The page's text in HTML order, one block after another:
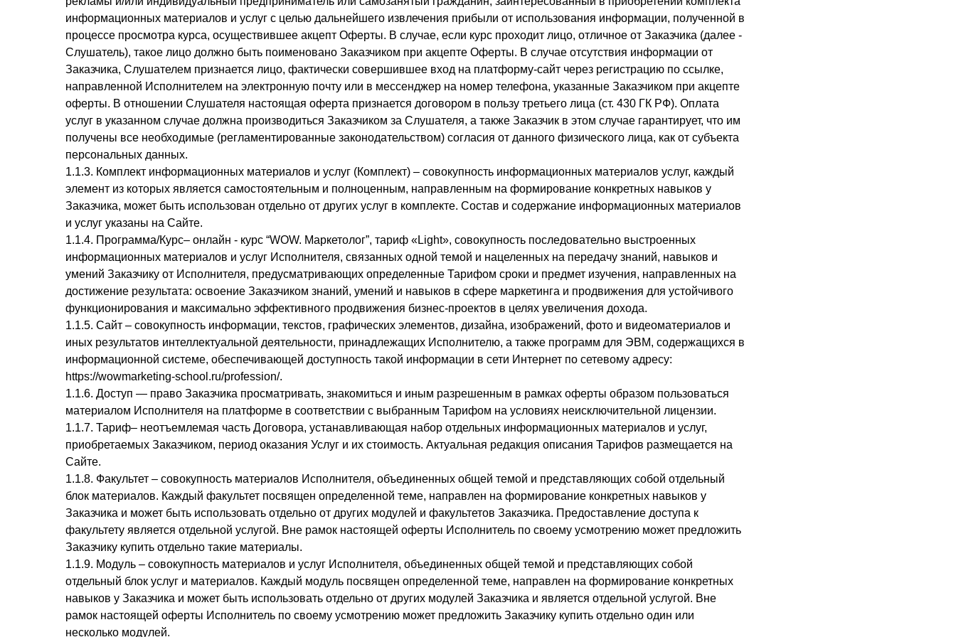
информационных материалов и услуг с целью дальнейшего извлечения прибыли от использования информации, полученной в
процессе просмотра курса, осуществившее акцепт Оферты. В случае, если курс проходит лицо, отличное от Заказчика (далее -
Слушатель), такое лицо должно быть поименовано Заказчиком при акцепте Оферты. В случае отсутствия информации от
Заказчика, Слушателем признается лицо, фактически совершившее вход на платформу-сайт через регистрацию по ссылке,
направленной Исполнителем на электронную почту или в мессенджер на номер телефона, указанные Заказчиком при акцепте
оферты. В отношении Слушателя настоящая оферта признается договором в пользу третьего лица (ст. 430 ГК РФ). Оплата
услуг в указанном случае должна производиться Заказчиком за Слушателя, а также Заказчик в этом случае гарантирует, что им
получены все необходимые (регламентированные законодательством) согласия от данного физического лица, как от субъекта
персональных данных.
1.1.3. Комплект информационных материалов и услуг (Комплект) – совокупность информационных материалов услуг, каждый
элемент из которых является самостоятельным и полноценным, направленным на формирование конкретных навыков у
Заказчика, может быть использован отдельно от других услуг в комплекте. Состав и содержание информационных материалов
и услуг указаны на Сайте.
1.1.4. Программа/Курс– онлайн - курс “WOW. Маркетолог”, тариф «Light», совокупность последовательно выстроенных
информационных материалов и услуг Исполнителя, связанных одной темой и нацеленных на передачу знаний, навыков и
умений Заказчику от Исполнителя, предусматривающих определенные Тарифом сроки и предмет изучения, направленных на
достижение результата: освоение Заказчиком знаний, умений и навыков в сфере маркетинга и продвижения для устойчивого
функционирования и максимально эффективного продвижения бизнес-проектов в целях увеличения дохода.
1.1.5. Сайт – совокупность информации, текстов, графических элементов, дизайна, изображений, фото и видеоматериалов и
иных результатов интеллектуальной деятельности, принадлежащих Исполнителю, а также программ для ЭВМ, содержащихся в
информационной системе, обеспечивающей доступность такой информации в сети Интернет по сетевому адресу:
https://wowmarketing-school.ru/profession/.
1.1.6. Доступ — право Заказчика просматривать, знакомиться и иным разрешенным в рамках оферты образом пользоваться
материалом Исполнителя на платформе в соответствии с выбранным Тарифом на условиях неисключительной лицензии.
1.1.7. Тариф– неотъемлемая часть Договора, устанавливающая набор отдельных информационных материалов и услуг,
приобретаемых Заказчиком, период оказания Услуг и их стоимость. Актуальная редакция описания Тарифов размещается на
Сайте.
1.1.8. Факультет – совокупность материалов Исполнителя, объединенных общей темой и представляющих собой отдельный
блок материалов. Каждый факультет посвящен определенной теме, направлен на формирование конкретных навыков у
Заказчика и может быть использовать отдельно от других модулей и факультетов Заказчика. Предоставление доступа к
факультету является отдельной услугой. Вне рамок настоящей оферты Исполнитель по своему усмотрению может предложить
Заказчику купить отдельно такие материалы.
1.1.9. Модуль – совокупность материалов и услуг Исполнителя, объединенных общей темой и представляющих собой
отдельный блок услуг и материалов. Каждый модуль посвящен определенной теме, направлен на формирование конкретных
навыков у Заказчика и может быть использовать отдельно от других модулей Заказчика и является отдельной услугой. Вне
рамок настоящей оферты Исполнитель по своему усмотрению может предложить Заказчику купить отдельно один или
несколько модулей.